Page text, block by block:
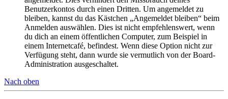
Benutzerkontos durch einen Dritten. Um angemeldet zu
bleiben, kannst du das Kästchen „Angemeldet bleiben“ beim
Anmelden auswählen. Dies ist nicht empfehlenswert, wenn
du dich an einem öffentlichen Computer, zum Beispiel in
einem Internetcafé, befindest. Wenn diese Option nicht zur
Verfügung steht, dann wurde sie vermutlich von der Board-
Administration ausgeschaltet.
Nach oben